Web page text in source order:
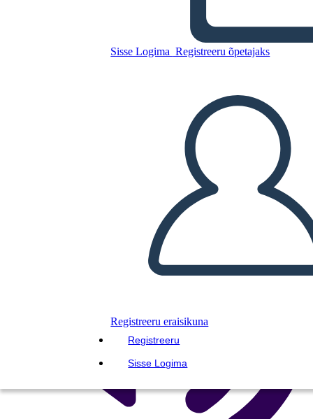
Sisse Logima Registreeru õpetajaks
Registreeru eraisikuna
Registreeru
Sisse Logima
Antica India UVA
LUUA STORYBOARD
ESITA SLAIDIESITLUST
LOE MULLE